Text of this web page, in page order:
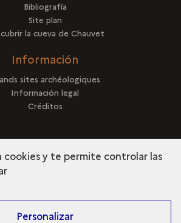
Bibliografía
Site plan
la cueva de Chauvet
Información
sites archéologiques
Información legal
Créditos
cookies y te permite controlar las
Personalizar